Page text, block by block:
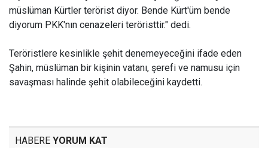
müslüman Kürtler terörist diyor. Bende Kürt'üm bende
diyorum PKK'nın cenazeleri teröristtir." dedi.
Teröristlere kesinlikle şehit denemeyeceğini ifade eden
Şahin, müslüman bir kişinin vatanı, şerefi ve namusu için
savaşması halinde şehit olabileceğini kaydetti.
HABERE YORUM KAT